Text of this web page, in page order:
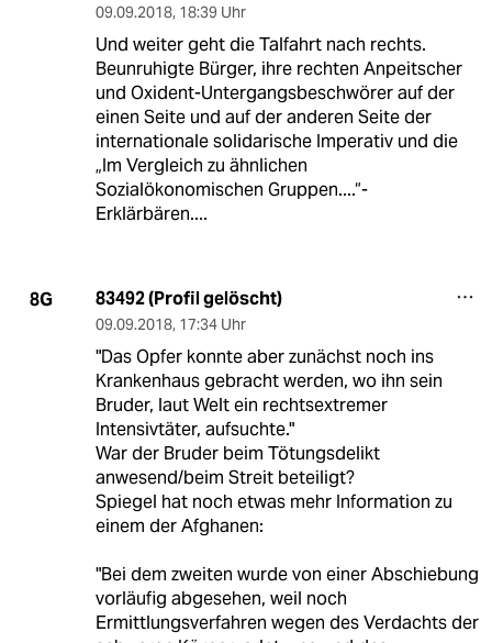
09.09.2018, 18:39 Uhr
Und weiter geht die Talfahrt nach rechts.
Beunruhigte Bürger, ihre rechten Anpeitscher
und Oxident-Untergangsbeschwörer auf der
einen Seite und auf der anderen Seite der
internationale solidarische Imperativ und die
„Im Vergleich zu ähnlichen
Sozialökonomischen Gruppen....“-
Erklärbären....
8G 83492 (Profil gelöscht)
09.09.2018, 17:34 Uhr
"Das Opfer konnte aber zunächst noch ins
Krankenhaus gebracht werden, wo ihn sein
Bruder, laut Welt ein rechtsextremer
Intensivtäter, aufsuchte."
War der Bruder beim Tötungsdelikt
anwesend/beim Streit beteiligt?
Spiegel hat noch etwas mehr Information zu
einem der Afghanen:
"Bei dem zweiten wurde von einer Abschiebung
vorläufig abgesehen, weil noch
Ermittlungsverfahren wegen des Verdachts der